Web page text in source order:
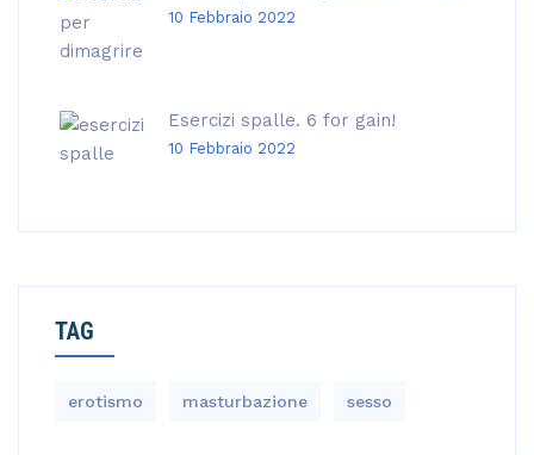
10 Febbraio 2022
Esercizi spalle. 6 for gain!
10 Febbraio 2022
TAG
erotismo masturbazione sesso